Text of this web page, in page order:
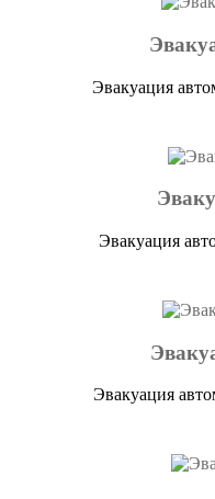
Эвакуация
Эвакуация
Эвакуация